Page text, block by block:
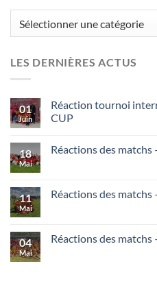
LES DERNIÈRES ACTUS
01
Juin
Réaction tournoi
CUP
18
Mai
Réactions des
11
Mai
Réactions des matchs
04
Mai
Réactions des matchs